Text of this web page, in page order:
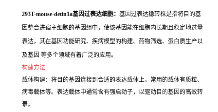
293T-mouse-detin1a基因过表达细胞： 基因过表达稳转株是指将目的基
因整合进宿主细胞的基因组中，使该基因能在细胞内长期且稳定地过量
表达，其在基因功能研究、疾病模型的构建、药物筛选、蛋白质生产以
及基因 等多个领域有着广泛的应用。
构建方法
载体构建：将目的基因连接到合适的表达载体上，常用的载体有质粒、
病毒载体等。表达载体中通常含有强启动子，以驱动目的基因的高效转
录。